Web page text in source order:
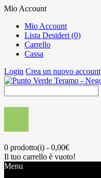
Mio Account
Mio Account
Lista Desideri (0)
Carrello
Cassa
Login Crea un nuovo account
0 prodotto(i) - 0,00€
Il tuo carrello è vuoto!
Menu